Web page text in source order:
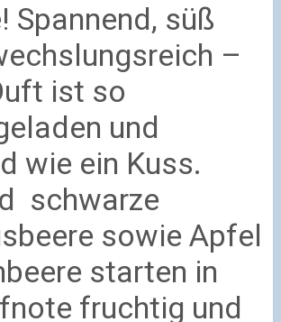
Spannend, süß
–
ist so
und
wie ein Kuss.
schwarze
sowie Apfel
starten in
fruchtig und